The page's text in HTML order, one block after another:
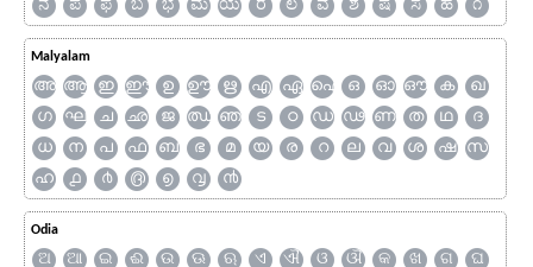
ನ
ಪ ಫ ಬ ಭ ಮ ಯ ರ ಲ ವ ಶ ಷ ಸ ಹ ೧
Malyalam
അ ആ ഇ ഈ ഉ ഊ ഋ എ ഏ ഐ ഒ ഓ ഔ ക
ഖ
ഗ
ഘ ച ഛ ജ ഝ ഞ ട ഠ ഡ ഢ ണ ത ഥ
ദ
ധ
ന പ ഫ ബ ഭ മ യ ര റ ല വ ശ ഷ
സ
ഹ
൧ ൪ ൫ ൭ ൮ ൯
Odia
ଅ ଆ ଇ ଈ ଉ ଊ ଋ ଏ ଐ ଓ ଔ କ ଖ ଗ
ଘ